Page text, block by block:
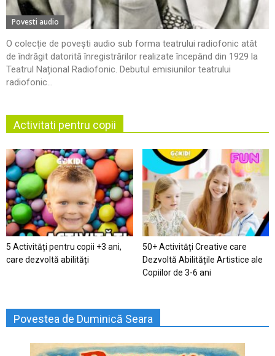
Povesti audio
O colecție de povești audio sub forma teatrului radiofonic atât
de îndrăgit datorită înregistrărilor realizate începând din 1929 la
Teatrul Național Radiofonic. Debutul emisiunilor teatrului
radiofonic...
Activitati pentru copii
5 Activități pentru copii +3 ani,
care dezvoltă abilități
50+ Activități Creative care
Dezvoltă Abilitățile Artistice ale
Copiilor de 3-6 ani
Povestea de Duminică Seara